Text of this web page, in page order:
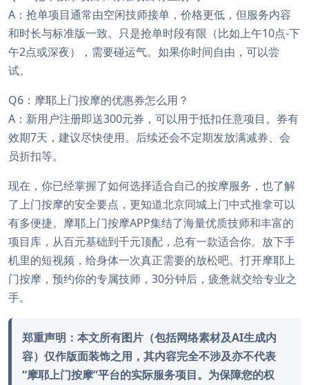
A：抢单项目通常由空闲技师接单，价格更低，但服务内容
和时长与标准版一致。只是抢单时段有限（比如上午10点-下
午2点或深夜），需要碰运气。如果你时间自由，可以尝
试。
Q6：摩耶上门按摩的优惠券怎么用？
A：新用户注册即送300元券，可以用于抵扣任意项目。券有
效期7天，建议尽快使用。后续还会不定期发放满减券、会
员折扣等。
现在，你已经掌握了如何选择适合自己的按摩服务，也了解
了上门按摩的安全要点，更知道北京同城上门中式推拿可以
有多便捷。摩耶上门按摩APP集结了海量优质技师和丰富的
项目库，从百元基础到千元顶配，总有一款适合你。放下手
机里的短视频，给身体一次真正需要的放松吧。打开摩耶上
门按摩，预约你的专属技师，30分钟后，疲惫就交给专业之
手。
郑重声明：本文所有图片（包括网络素材及AI生成内
容）仅作版面装饰之用，其内容完全不涉及亦不代表
“摩耶上门按摩”平台的实际服务项目。为保障您的权